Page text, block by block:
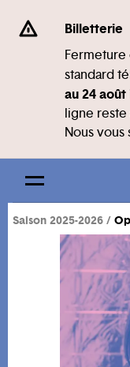
Se rendre au
Contenu principal
Pied de page
Billetterie
standard
au 24 août
ligne reste
Nous vous
Saison 2025-2026